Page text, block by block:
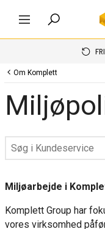
Om Komplett
Miljøarbejde i
Komplett Group har
vores virksomhed